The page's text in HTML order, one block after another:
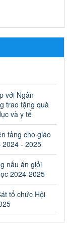
của ngành
của ngành
bỏ trong lĩnh
dân và cơ sở
Sở Giáo dục
trong lĩnh vực
sở giáo dục
và Đào tạo,
học năm học
năm học 2024-
với Ngân
trao tặng quà
và y tế
tảng cho giáo
2024 - 2025
nấu ăn giỏi
2024-2025
tổ chức Hội